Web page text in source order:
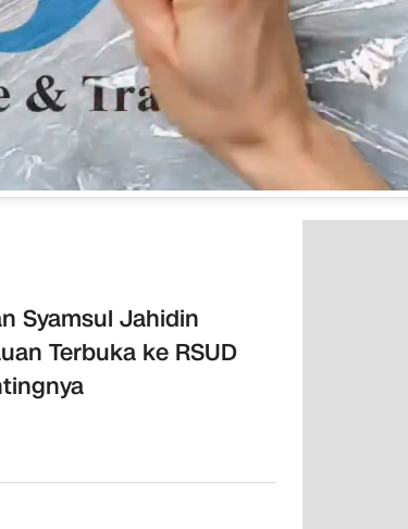
Syamsul Jahidin
Terbuka ke RSUD